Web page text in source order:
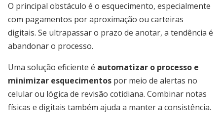
O principal obstáculo é o esquecimento, especialmente
com pagamentos por aproximação ou carteiras
digitais. Se ultrapassar o prazo de anotar, a tendência é
abandonar o processo.
Uma solução eficiente é automatizar o processo e
minimizar esquecimentos por meio de alertas no
celular ou lógica de revisão cotidiana. Combinar notas
físicas e digitais também ajuda a manter a consistência.